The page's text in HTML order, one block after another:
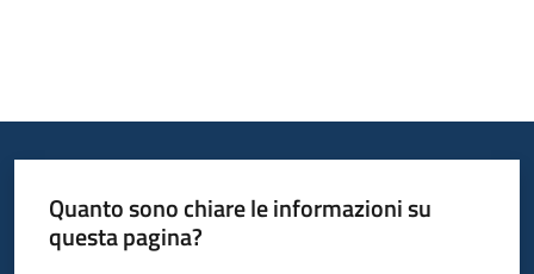
Quanto sono chiare le informazioni su
questa pagina?